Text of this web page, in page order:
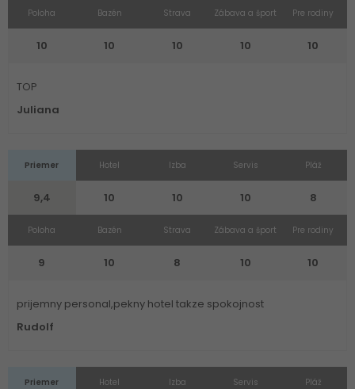
Poloha
10
Bazén
10
Strava
10
Zábava a šport
10
Pre rodiny
10
TOP
Juliana
Priemer
9,4
Hotel
10
Izba
10
Servis
10
Pláž
8
Poloha
9
Bazén
10
Strava
8
Zábava a šport
10
Pre rodiny
10
prijemny personal,pekny hotel takze spokojnost
Rudolf
Priemer Hotel Izba Servis Pláž